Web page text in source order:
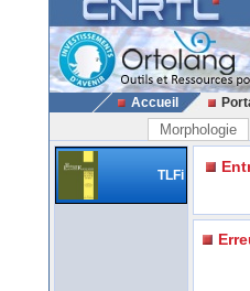
Accueil
Morphologie
TLFi